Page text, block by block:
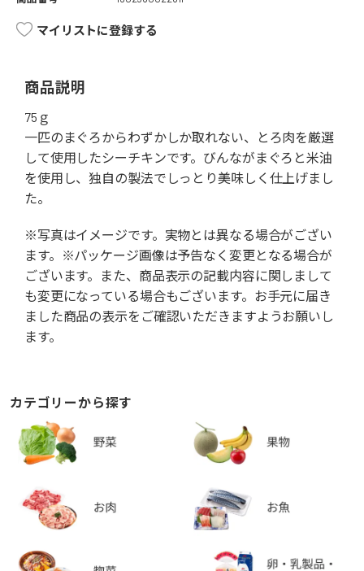
マイリストに登録する
商品説明
75ｇ
一匹のまぐろからわずかしか取れない、とろ肉を厳選
して使用したシーチキンです。びんながまぐろと米油
を使用し、独自の製法でしっとり美味しく仕上げまし
た。
※写真はイメージです。実物とは異なる場合がござい
ます。※パッケージ画像は予告なく変更となる場合が
ございます。また、商品表示の記載内容に関しまして
も変更になっている場合もございます。お手元に届き
ました商品の表示をご確認いただきますようお願いし
ます。
カテゴリーから探す